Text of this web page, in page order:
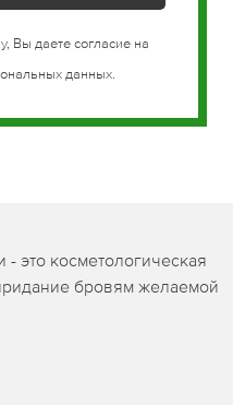
Вы даете согласие на
данных.
это косметологическая
бровям желаемой